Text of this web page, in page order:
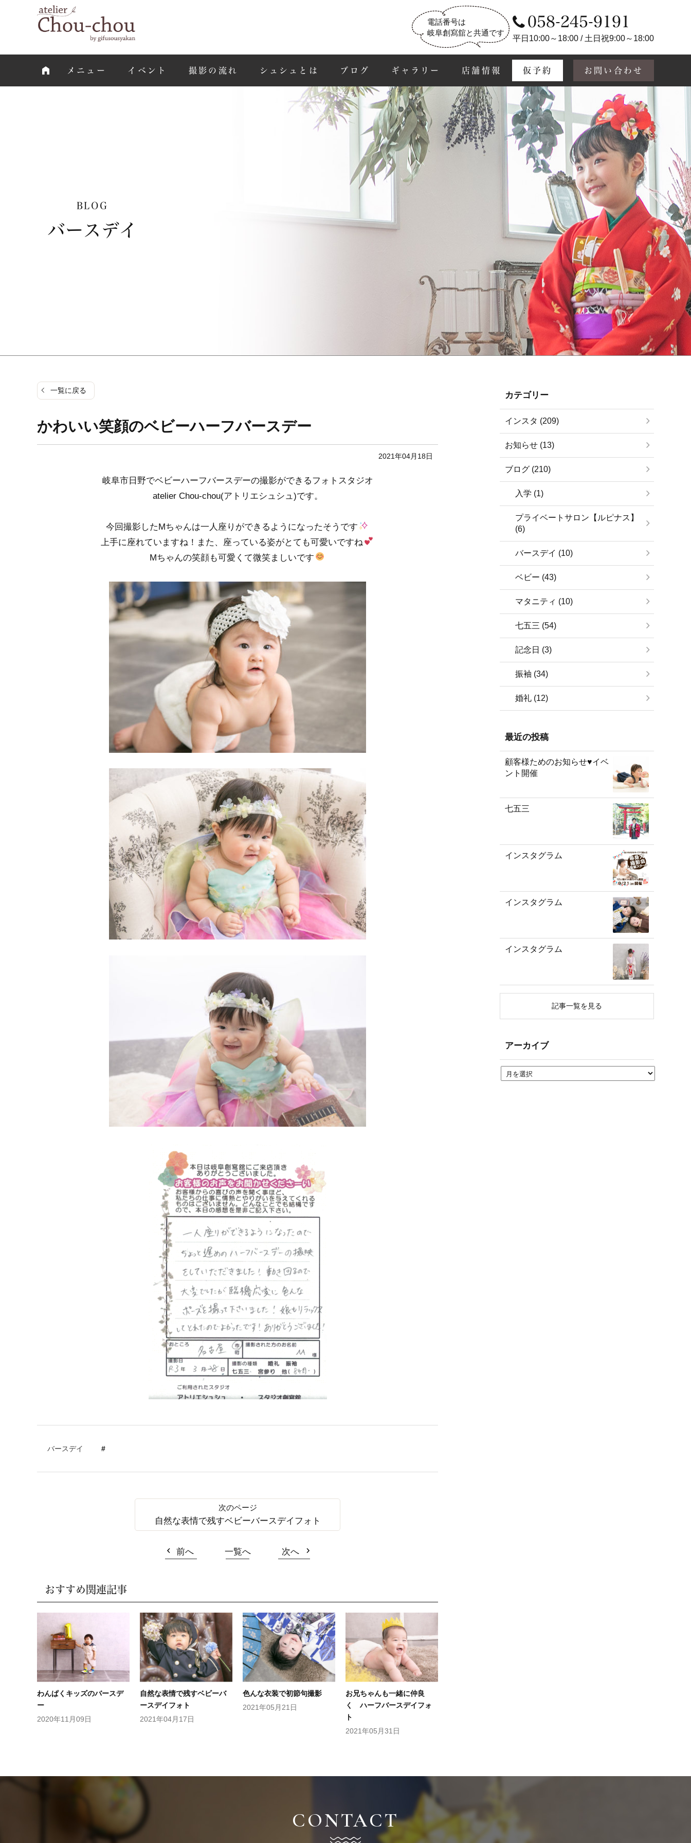
電話番号は
岐阜創寫舘と共通です
058-245-9191
平日10:00～18:00 / 土日祝9:00～18:00
メニュー イベント 撮影の流れ シュシュとは ブログ ギャラリー 店舗情報 仮予約 お問い合わせ
BLOG
バースデイ
一覧に戻る
かわいい笑顔のベビーハーフバースデー
2021年04月18日
岐阜市日野でベビーハーフバースデーの撮影ができるフォトスタジオ
atelier Chou-chou(アトリエシュシュ)です。
今回撮影したMちゃんは一人座りができるようになったそうです
上手に座れていますね！また、座っている姿がとても可愛いですね
Mちゃんの笑顔も可愛くて微笑ましいです
バースデイ
自然な表情で残すベビーバースデイフォト
前へ 一覧へ 次へ
おすすめ関連記事
わんぱくキッズのバースデ
ー
2020年11月09日
自然な表情で残すベビーバ
ースデイフォト
2021年04月17日
色んな衣装で初節句撮影
2021年05月21日
お兄ちゃんも一緒に仲良
く ハーフバースデイフォ
ト
2021年05月31日
カテゴリー
インスタ (209)
お知らせ (13)
ブログ (210)
入学 (1)
プライベートサロン【ルピナス】
(6)
バースデイ (10)
ベビー (43)
マタニティ (10)
七五三 (54)
記念日 (3)
振袖 (34)
婚礼 (12)
最近の投稿
顧客様ためのお知らせ♥イベ
ント開催
七五三
インスタグラム
インスタグラム
インスタグラム
記事一覧を見る
アーカイブ
CONTACT